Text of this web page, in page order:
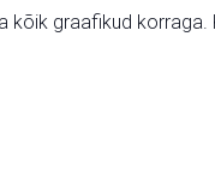
kõik graafikud